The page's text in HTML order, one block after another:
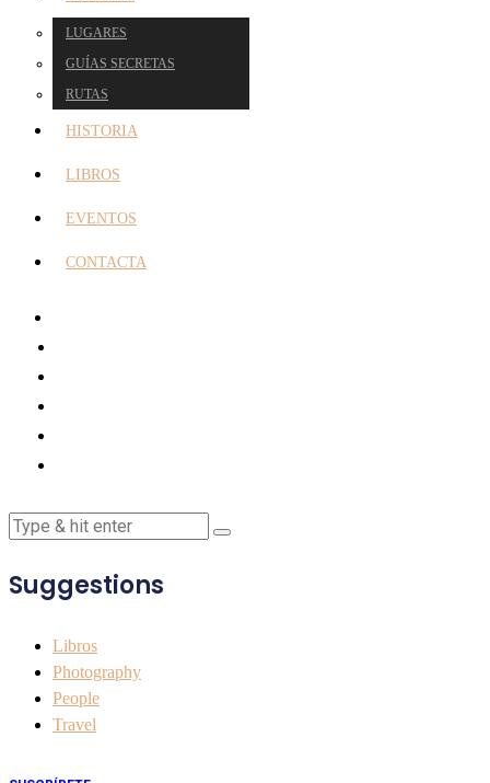
LUGARES
GUÍAS SECRETAS
RUTAS
HISTORIA
LIBROS
EVENTOS
CONTACTA
Suggestions
Libros
Photography
People
Travel